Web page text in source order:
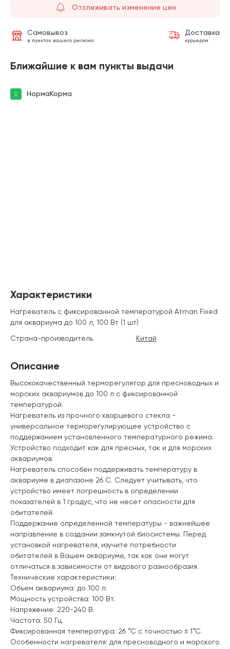
Отслеживать изменение цен
Самовывоз
в пунктах вашего региона
Доставка
курьером
Ближайшие к вам пункты выдачи
НормаКорма
Описание
Высококачественный терморегулятор для пресноводных и
морских аквариумов до 100 л с фиксированной
температурой.
Нагреватель из прочного кварцевого стекла -
универсальное терморегулирующее устройство с
поддержанием установленного температурного режима.
Устройство подходит как для пресных, так и для морских
аквариумов.
Нагреватель способен поддерживать температуру в
аквариуме в диапазоне 26 С. Следует учитывать, что
устройство имеет погрешность в определении
показателей в 1 градус, что не несет опасности для
обитателей.
Поддержание определенной температуры - важнейшее
направление в создании замкнутой биосистемы. Перед
установкой нагревателя, изучите потребности
обитателей в Вашем аквариуме, так как они могут
отличаться в зависимости от видового разнообразия.
Технические характеристики:
Объем аквариума: до 100 л.
Мощность устройства: 100 Вт.
Напряжение: 220-240 В.
Частота: 50 Гц.
Фиксированная температура: 26 °С с точностью ± 1°С.
Особенности нагревателя: для пресноводного и морского
Характеристики
Нагреватель с фиксированной температурой Atman Fixed
для аквариума до 100 л, 100 Вт (1 шт)
Страна-производитель
Китай